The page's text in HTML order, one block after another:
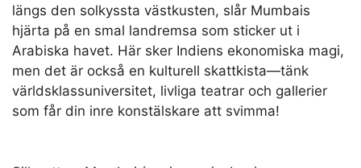
längs den solkyssta västkusten, slår Mumbais
hjärta på en smal landremsa som sticker ut i
Arabiska havet. Här sker Indiens ekonomiska magi,
men det är också en kulturell skattkista—tänk
världsklassuniversitet, livliga teatrar och gallerier
som får din inre konstälskare att svimma!